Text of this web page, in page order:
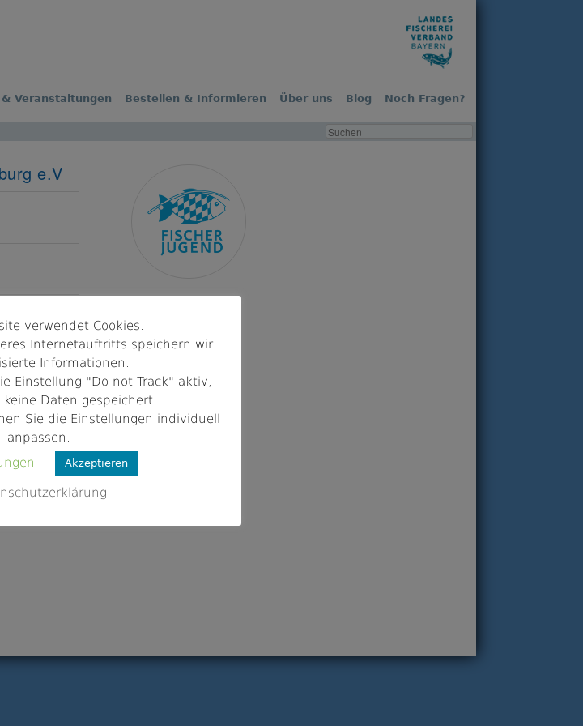
Veranstaltungen Bestellen & Informieren Über uns Blog Noch Fragen?
e.V
verwendet Cookies.
Internetauftritts speichern wir
Informationen.
Einstellung "Do not Track" aktiv,
Daten gespeichert.
Sie die Einstellungen individuell
anpassen.
Akzeptieren